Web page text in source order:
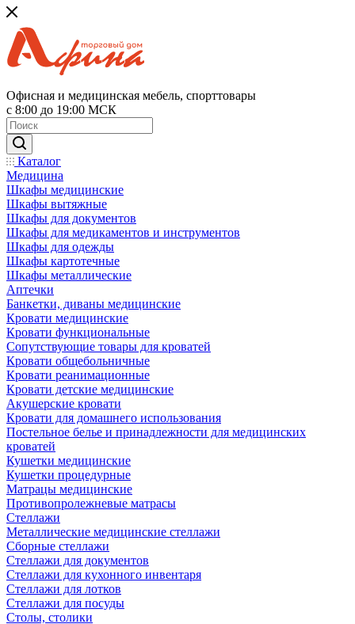
Офисная и медицинская мебель, спорттовары
с 8:00 до 19:00 МСК
Каталог
Медицина
Шкафы медицинские
Шкафы вытяжные
Шкафы для документов
Шкафы для медикаментов и инструментов
Шкафы для одежды
Шкафы картотечные
Шкафы металлические
Аптечки
Банкетки, диваны медицинские
Кровати медицинские
Кровати функциональные
Сопутствующие товары для кроватей
Кровати общебольничные
Кровати реанимационные
Кровати детские медицинские
Акушерские кровати
Кровати для домашнего использования
Постельное белье и принадлежности для медицинских
кроватей
Кушетки медицинские
Кушетки процедурные
Матрацы медицинские
Противопролежневые матрасы
Стеллажи
Металлические медицинские стеллажи
Сборные стеллажи
Стеллажи для документов
Стеллажи для кухонного инвентаря
Стеллажи для лотков
Стеллажи для посуды
Столы, столики